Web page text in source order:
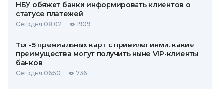
НБУ обяжет банки информировать клиентов о
статусе платежей
Сегодня 08:02 1909
Топ-5 премиальных карт с привилегиями: какие
преимущества могут получить ныне VIP-клиенты
банков
Сегодня 06:50 736